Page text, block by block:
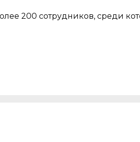
200 сотрудников, среди